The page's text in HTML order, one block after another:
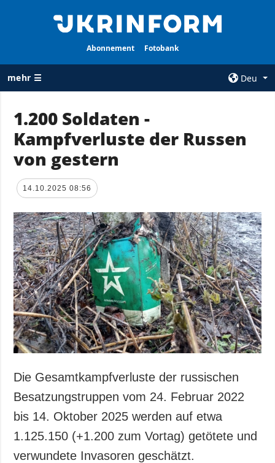
Abonnement Fotobank
mehr ☰
Deu
ALLE
RUBRIKEN
Krieg
Wiederaufbau
Politik
Wirtschaft
Militär
Gesellschaft und
Kultur
Sport
Kriminalität
Notstand und
AGENTUR
Politik zur
Vertraulichkeit
und zum Schutz
personenbezogener
Daten
ZUSÄTZLICH
Veröffentlichungen
Interview
Fotos
LEISTUNGEN
Abonnement
Fotobank
1.200 Soldaten -
Kampfverluste der Russen
von gestern
14.10.2025 08:56
Die Gesamtkampfverluste der russischen
Besatzungstruppen vom 24. Februar 2022
bis 14. Oktober 2025 werden auf etwa
1.125.150 (+1.200 zum Vortag) getötete und
verwundete Invasoren geschätzt.